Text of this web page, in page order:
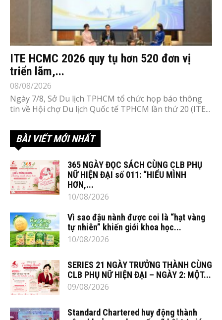
ITE HCMC 2026 quy tụ hơn 520 đơn vị
triển lãm,...
08/08/2026
Ngày 7/8, Sở Du lịch TPHCM tổ chức họp báo thông
tin về Hội chợ Du lịch Quốc tế TPHCM lần thứ 20 (ITE...
BÀI VIẾT MỚI NHẤT
365 NGÀY ĐỌC SÁCH CÙNG CLB PHỤ
NỮ HIỆN ĐẠI số 011: “HIỂU MÌNH
HƠN,...
10/08/2026
Vì sao đậu nành được coi là “hạt vàng
tự nhiên” khiến giới khoa học...
10/08/2026
SERIES 21 NGÀY TRƯỞNG THÀNH CÙNG
CLB PHỤ NỮ HIỆN ĐẠI – NGÀY 2: MỘT...
09/08/2026
Standard Chartered huy động thành